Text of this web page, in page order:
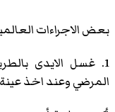
بعض الاجراءات
1. غسل الايدى
المرضي وعند اخذ